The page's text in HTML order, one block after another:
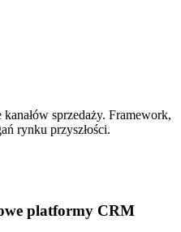
sprzedaży. Framework,
rynku przyszłości.
platformy CRM